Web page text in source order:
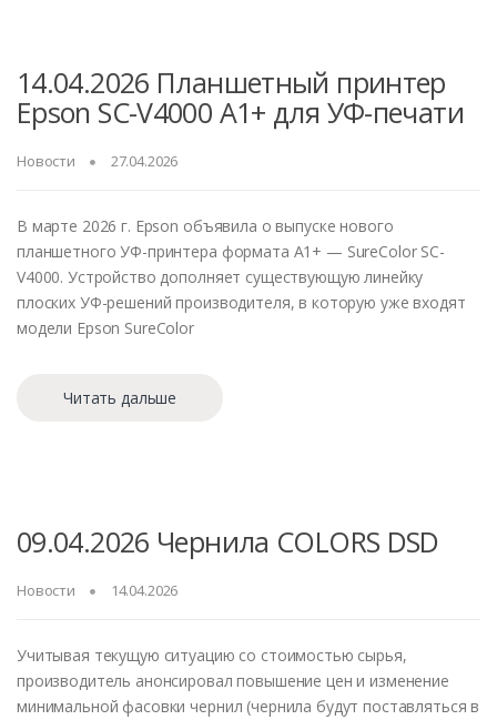
14.04.2026 Планшетный принтер
Epson SC-V4000 A1+ для УФ-печати
Новости 27.04.2026
В марте 2026 г. Epson объявила о выпуске нового
планшетного УФ-принтера формата A1+ — SureColor SC-
V4000. Устройство дополняет существующую линейку
плоских УФ-решений производителя, в которую уже входят
модели Epson SureColor
Читать дальше
09.04.2026 Чернила COLORS DSD
Новости 14.04.2026
Учитывая текущую ситуацию со стоимостью сырья,
производитель анонсировал повышение цен и изменение
минимальной фасовки чернил (чернила будут поставляться в